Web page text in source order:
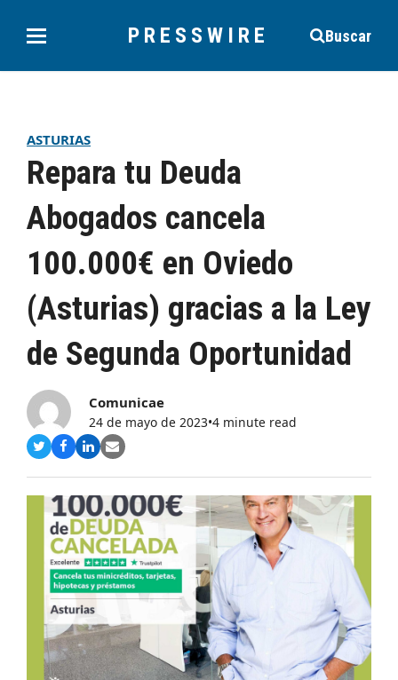
PRESSWIRE Buscar
ASTURIAS
Repara tu Deuda
Abogados cancela
100.000€ en Oviedo
(Asturias) gracias a la Ley
de Segunda Oportunidad
Comunicae
24 de mayo de 2023•4 minute read
Compartir
Twitter
Compartir
Facebook
Compartir
LinkedIn
Share
Email